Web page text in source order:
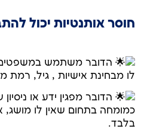
חוסר אותנטיות יכול
הדובר משתמש במשפטים
לו מבחינת אישיות , גיל, רמת
הדובר מפגין ידע או
כמומחה בתחום שאין לו מושג,
בלבד.